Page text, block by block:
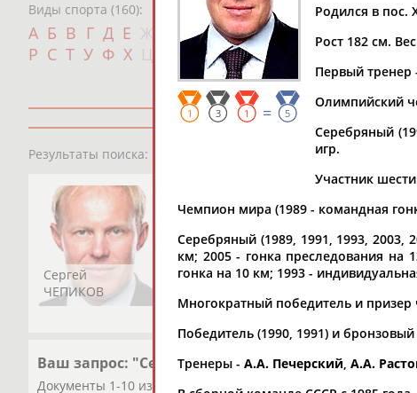
Виды спорта (160):
А Б В Г Д Е И К Л М Н О
П
Р С Т У Ф Х Щ Э Ю
Дата
с
чч
Результаты поиска:
Сергей
ЧЕПИКОВ
Ваш запрос: "Сергей ЧЕПИКОВ"
Документы 1-10 из 59 найденных уникальных документов
1 3 1 = 5
Родился в пос.
Рост 182 см.
Первый тренер
Олимпийский
Серебряный
игр.
Участник
Чемпион мира (1989 - командная
Серебряный (1989, 1991, 1993, 2003,
км; 2005 - гонка преследования на
гонка на 10 км; 1993 -
Многократный победитель и
Победитель (1990, 1991) и
Тренеры - А.А. Печерский А.А.